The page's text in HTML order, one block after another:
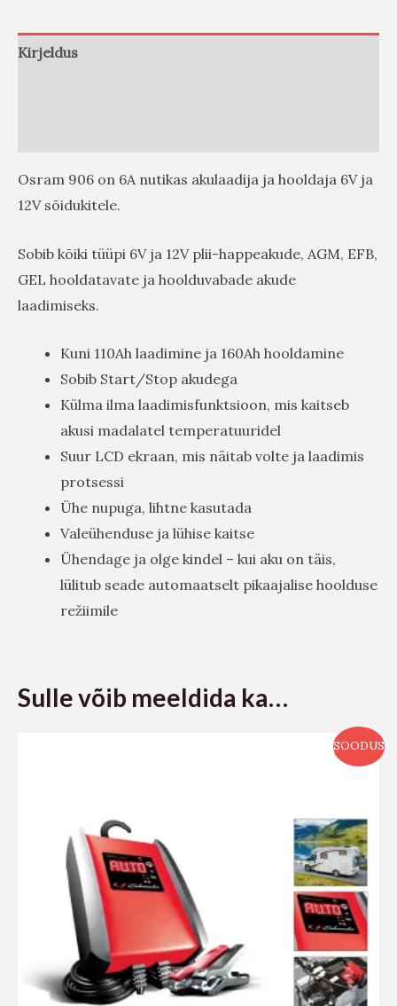
Kirjeldus
Osram 906 on 6A nutikas akulaadija ja hooldaja 6V ja
12V sõidukitele.
Sobib kõiki tüüpi 6V ja 12V plii-happeakude, AGM, EFB,
GEL hooldatavate ja hoolduvabade akude
laadimiseks.
Kuni 110Ah laadimine ja 160Ah hooldamine
Sobib Start/Stop akudega
Külma ilma laadimisfunktsioon, mis kaitseb
akusi madalatel temperatuuridel
Suur LCD ekraan, mis näitab volte ja laadimis
protsessi
Ühe nupuga, lihtne kasutada
Valeühenduse ja lühise kaitse
Ühendage ja olge kindel – kui aku on täis,
lülitub seade automaatselt pikaajalise hoolduse
režiimile
Sulle võib meeldida ka…
SOODUS